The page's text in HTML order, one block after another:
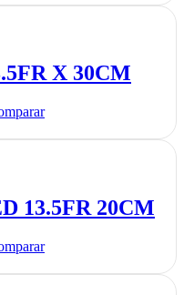
X 30CM
13.5FR 20CM